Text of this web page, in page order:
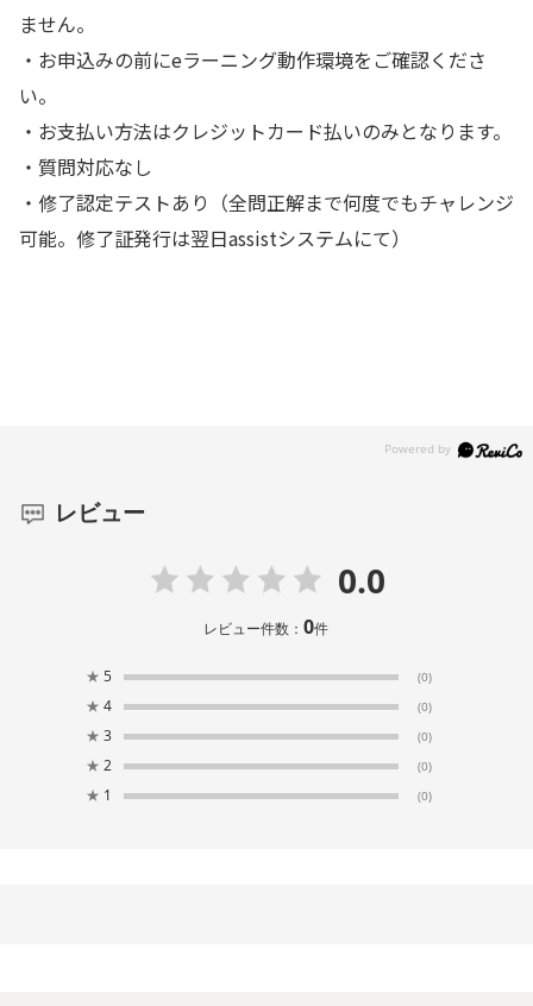
ません。
・お申込みの前にeラーニング動作環境をご確認くださ
い。
・お支払い方法はクレジットカード払いのみとなります。
・質問対応なし
・修了認定テストあり（全問正解まで何度でもチャレンジ
可能。修了証発行は翌日assistシステムにて）
レビュー
0.0
レビュー件数：0件
★ 5 (0)
★ 4 (0)
★ 3 (0)
★ 2 (0)
★ 1 (0)